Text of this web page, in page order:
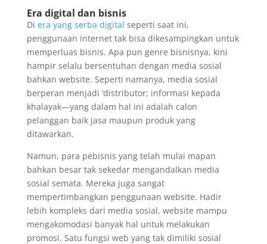
Era digital dan bisnis
Di era yang serba digital seperti saat ini,
penggunaan internet tak bisa dikesampingkan untuk
memperluas bisnis. Apa pun genre bisnisnya, kini
hampir selalu bersentuhan dengan media sosial
bahkan website. Seperti namanya, media sosial
berperan menjadi ‘distributor; informasi kepada
khalayak—yang dalam hal ini adalah calon
pelanggan baik jasa maupun produk yang
ditawarkan.
Namun, para pebisnis yang telah mulai mapan
bahkan besar tak sekedar mengandalkan media
sosial semata. Mereka juga sangat
mempertimbangkan penggunaan website. Hadir
lebih kompleks dari media sosial, website mampu
mengakomodasi banyak hal untuk melakukan
promosi. Satu fungsi web yang tak dimiliki sosial